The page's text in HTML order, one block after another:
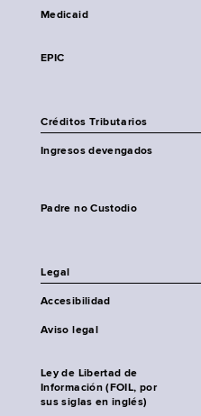
Medicaid
EPIC
Créditos Tributarios
Ingresos devengados
Padre no Custodio
Legal
Accesibilidad
Aviso legal
Ley de Libertad de
Información (FOIL, por
sus siglas en inglés)